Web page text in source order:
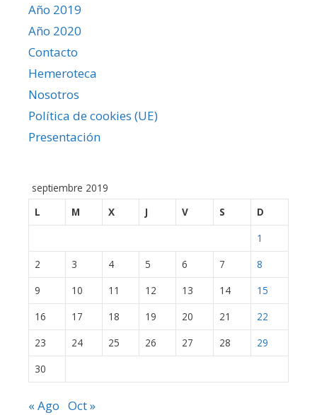
Año 2019
Año 2020
Contacto
Hemeroteca
Nosotros
Política de cookies (UE)
Presentación
septiembre 2019
L
M X J V S
D
1
2
3 4 5 6 7
8
9
10 11 12 13 14
15
16
17 18 19 20 21
22
23
24 25 26 27 28
29
30
« Ago Oct »